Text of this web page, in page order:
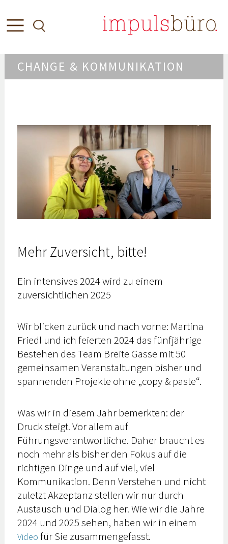
CHANGE & KOMMUNIKATION
Mehr Zuversicht, bitte!
Ein intensives 2024 wird zu einem
zuversichtlichen 2025
Wir blicken zurück und nach vorne: Martina
Friedl und ich feierten 2024 das fünfjährige
Bestehen des Team Breite Gasse mit 50
gemeinsamen Veranstaltungen bisher und
spannenden Projekte ohne „copy & paste“.
Was wir in diesem Jahr bemerkten: der
Druck steigt. Vor allem auf
Führungsverantwortliche. Daher braucht es
noch mehr als bisher den Fokus auf die
richtigen Dinge und auf viel, viel
Kommunikation. Denn Verstehen und nicht
zuletzt Akzeptanz stellen wir nur durch
Austausch und Dialog her. Wie wir die Jahre
2024 und 2025 sehen, haben wir in einem
Video für Sie zusammengefasst.